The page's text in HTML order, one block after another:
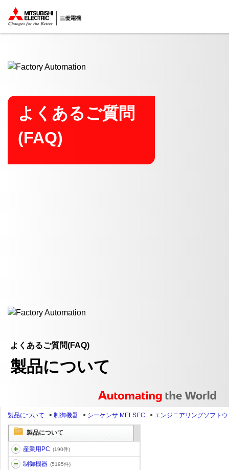
ここから本文
よくあるご質問
(FAQ)
よくあるご質問(FAQ)
製品について
製品について > 制御機器 > シーケンサ MELSEC > エンジニアリングソフト
製品について
産業用PC (190件)
制御機器 (5195件)